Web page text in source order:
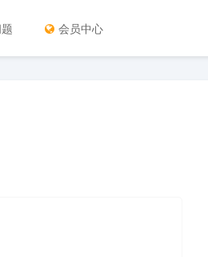
会员中心